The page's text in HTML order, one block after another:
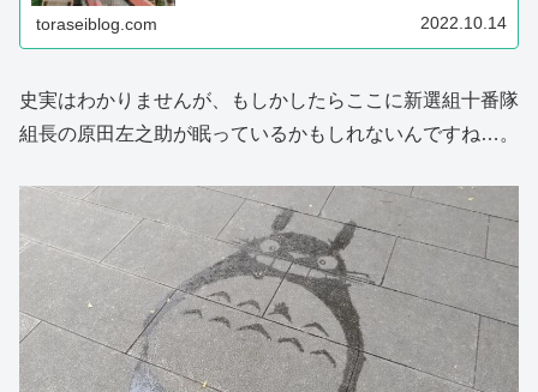
toraseiblog.com 2022.10.14
史実はわかりませんが、もしかしたらここに新選組十番隊
組長の原田左之助が眠っているかもしれないんですね…。